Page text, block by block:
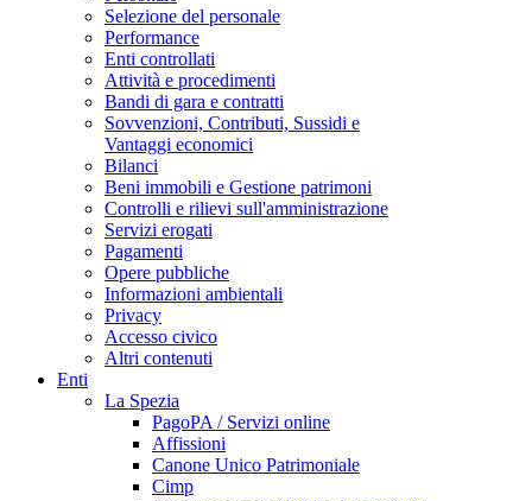
Selezione del personale
Performance
Enti controllati
Attività e procedimenti
Bandi di gara e contratti
Sovvenzioni, Contributi, Sussidi e
Vantaggi economici
Bilanci
Beni immobili e Gestione patrimoni
Controlli e rilievi sull'amministrazione
Servizi erogati
Pagamenti
Opere pubbliche
Informazioni ambientali
Privacy
Accesso civico
Altri contenuti
Enti
La Spezia
PagoPA / Servizi online
Affissioni
Canone Unico Patrimoniale
Cimp